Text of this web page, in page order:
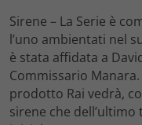
Sirene – La Serie è
l’uno ambientati nel
è stata affidata a
Commissario
prodotto Rai vedrà,
sirene che